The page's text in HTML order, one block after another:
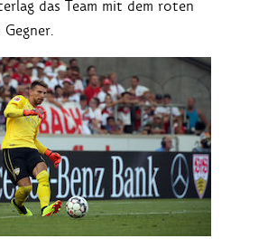
das Team mit dem roten